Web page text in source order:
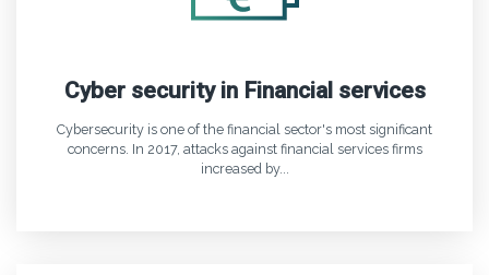
Cyber security in Financial services
Cybersecurity is one of the financial sector's most significant
concerns. In 2017, attacks against financial services firms
increased by...